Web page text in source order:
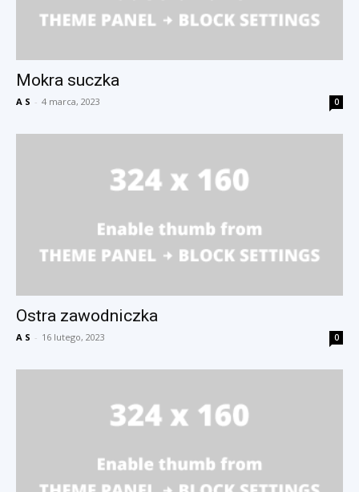
Mokra suczka
A S - 4 marca, 2023 0
Ostra zawodniczka
A S - 16 lutego, 2023 0